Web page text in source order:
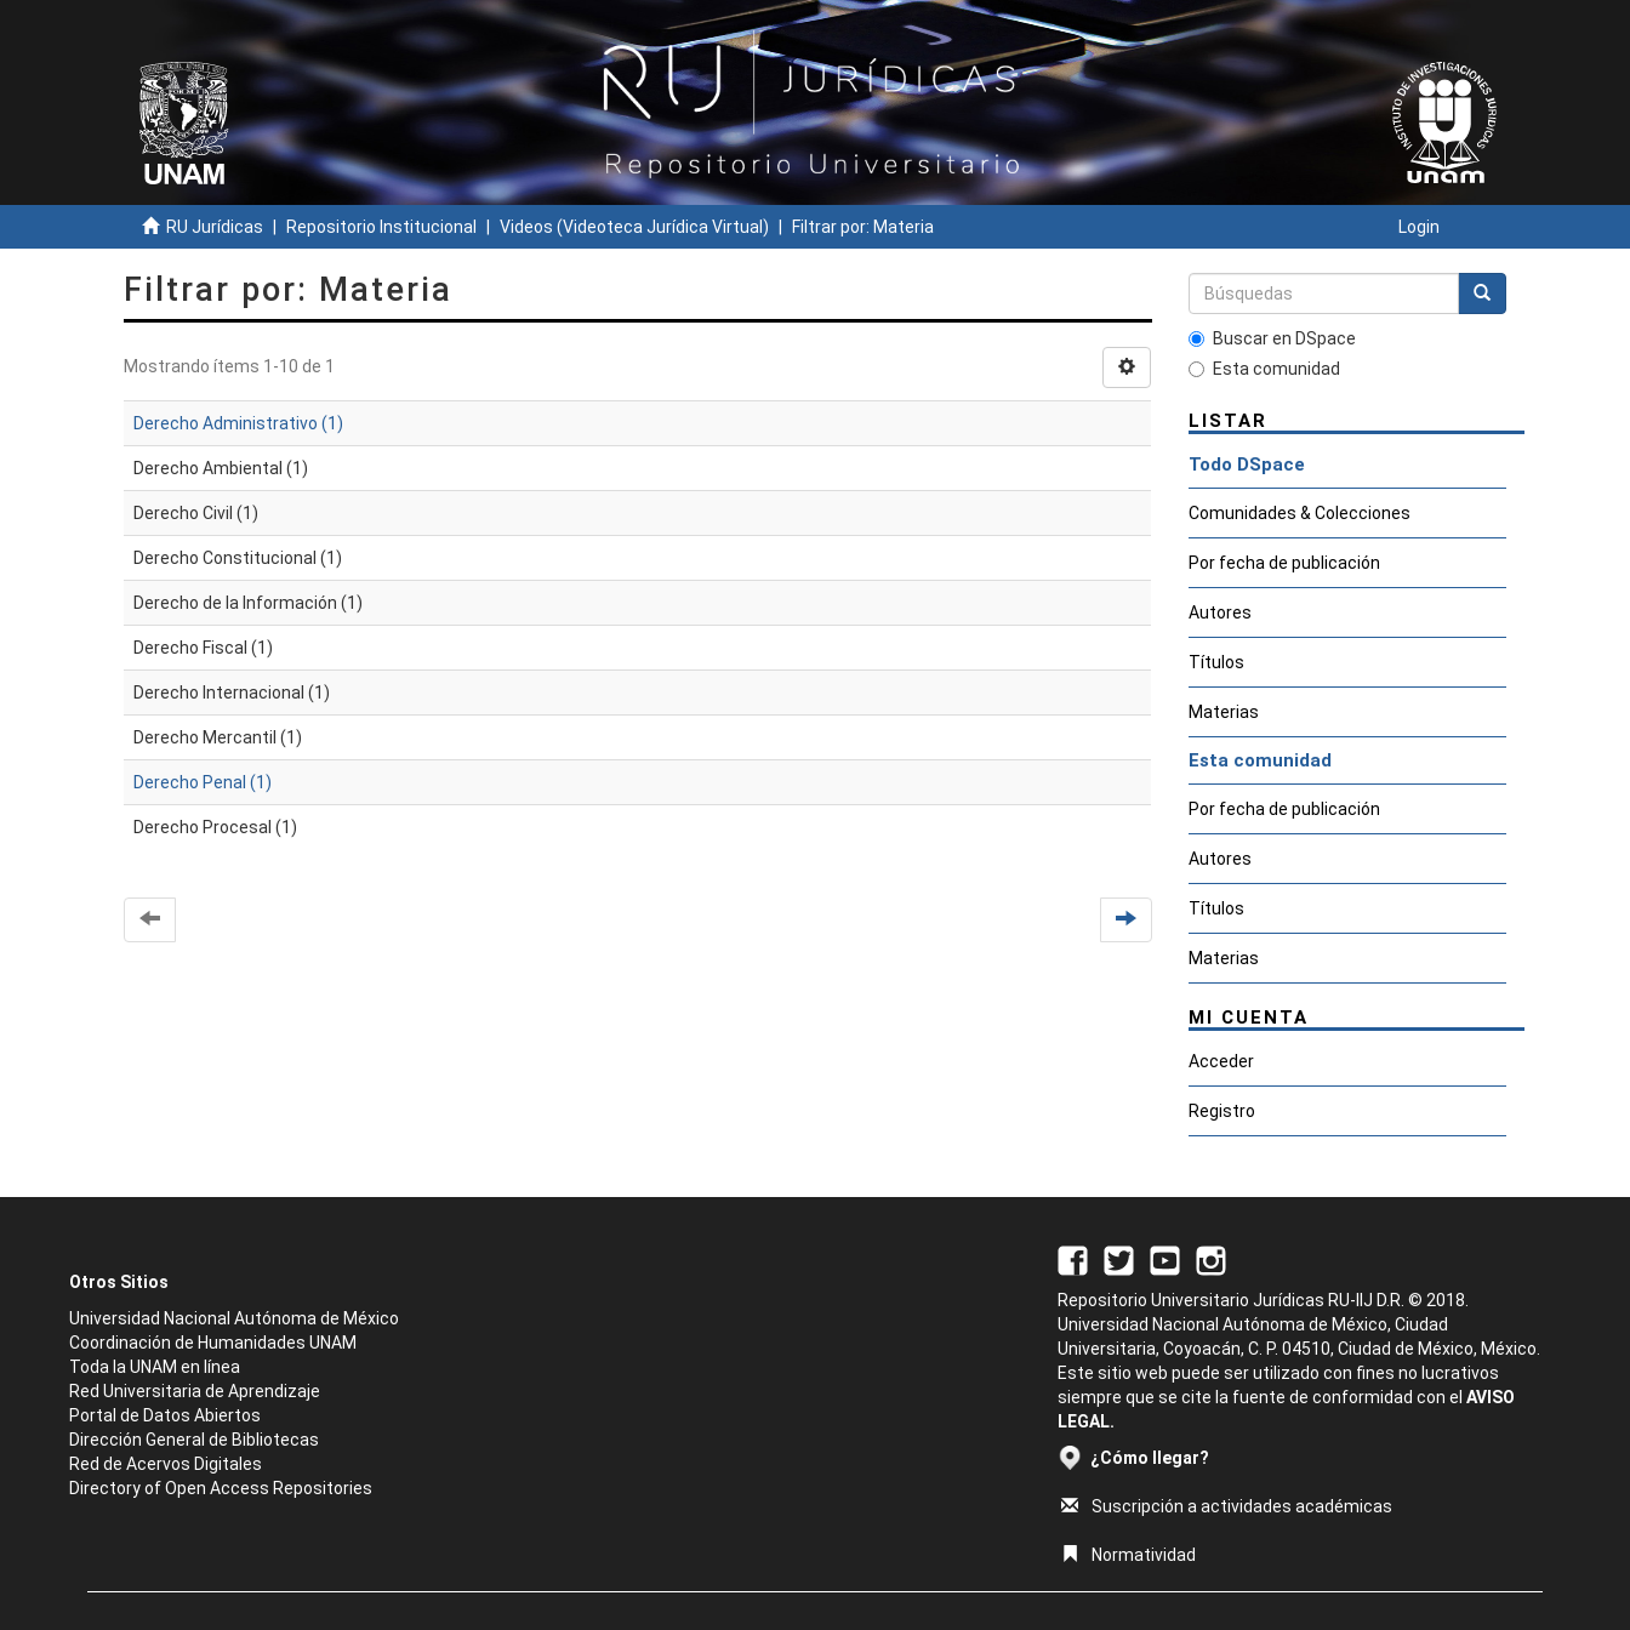
RU Jurídicas Repositorio Institucional Videos (Videoteca Jurídica Virtual) Filtrar por: Materia Login
Filtrar por: Materia
Mostrando ítems 1-10 de 1
Derecho Administrativo (1)
Derecho Ambiental (1)
Derecho Civil (1)
Derecho Constitucional (1)
Derecho de la Información (1)
Derecho Fiscal (1)
Derecho Internacional (1)
Derecho Mercantil (1)
Derecho Penal (1)
Derecho Procesal (1)
Buscar en DSpace
Esta comunidad
LISTAR
Todo DSpace
Comunidades & Colecciones
Por fecha de publicación
Autores
Títulos
Materias
Esta comunidad
Por fecha de publicación
Autores
Títulos
Materias
MI CUENTA
Acceder
Registro
Otros Sitios
Universidad Nacional Autónoma de México
Coordinación de Humanidades UNAM
Toda la UNAM en línea
Red Universitaria de Aprendizaje
Portal de Datos Abiertos
Dirección General de Bibliotecas
Red de Acervos Digitales
Directory of Open Access Repositories
Repositorio Universitario Jurídicas RU-IIJ D.R. © 2018.
Universidad Nacional Autónoma de México, Ciudad
Universitaria, Coyoacán, C. P. 04510, Ciudad de México, México.
Este sitio web puede ser utilizado con fines no lucrativos
siempre que se cite la fuente de conformidad con el AVISO
LEGAL.
¿Cómo llegar?
Suscripción a actividades académicas
Normatividad